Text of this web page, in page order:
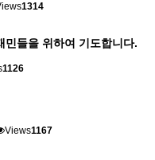
1314
민들을 위하여 기도합니다.
1126
Views1167